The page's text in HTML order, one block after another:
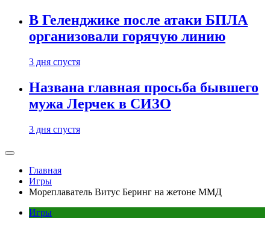
В Геленджике после атаки БПЛА
организовали горячую линию
3 дня спустя
Названа главная просьба бывшего
мужа Лерчек в СИЗО
3 дня спустя
Главная
Игры
Мореплаватель Витус Беринг на жетоне ММД
Игры